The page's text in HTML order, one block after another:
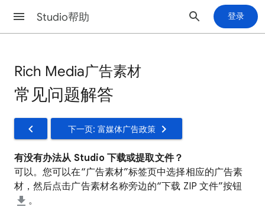
Studio帮助 登录
Rich Media广告素材
常见问题解答
下一页: 富媒体广告政策
有没有办法从 Studio 下载或提取文件？
可以。您可以在“广告素材”标签页中选择相应的广告素
材，然后点击广告素材名称旁边的“下载 ZIP 文件”按钮
。